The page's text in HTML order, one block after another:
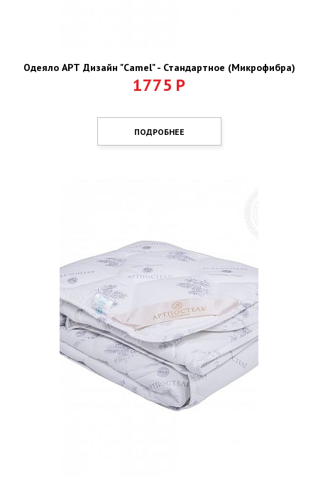
Одеяло АРТ Дизайн "Camel" - Стандартное (Микрофибра)
1775 Р
ПОДРОБНЕЕ